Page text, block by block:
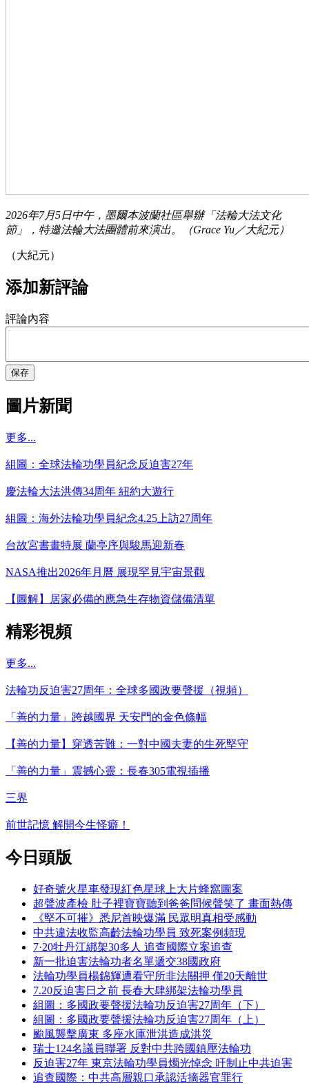
2026年7月5日中午，墨爾本波蘭社區舉辦「法輪大法文化
節」，特邀法輪大法團體前來演出。（Grace Yu／大紀元）
（大紀元）
添加新評論
評論內容
保存
圖片新聞
更多...
組圖：全球法輪功學員紀念反迫害27年
慶法輪大法洪傳34周年 紐約大遊行
組圖：海外法輪功學員紀念4.25上訪27周年
台故宮書畫特展 蘭亭序與駿馬迎新春
NASA推出2026年月曆 展現罕見宇宙景觀
【圖解】居家必備的應急生存物資儲備清單
精彩視頻
更多...
法輪功反迫害27周年：全球多國政要聲援（視頻）
「善的力量」跨越國界 天安門的金色條幅
【善的力量】穿透苦難：一對中國夫妻的生死堅守
「善的力量」震撼心靈：長春305電視插播
三界
前世記憶 解開今生怪癖！
今日頭版
好奇號火星車發現紅色星球上大片蜂窩圖案
超聲波產檢 肚子裡寶寶聽到爸爸問候聲笑了 畫面熱傳
《堅不可摧》悉尼首映爆滿 民眾明真相受感動
中共違法收監高齡法輪功學員 致死案例頻現
7·20牡丹江綁架30多人 追查國際立案追查
新一批迫害法輪功者名單遞交38國政府
法輪功學員楊錦輝遭看守所非法關押 僅20天離世
7.20反迫害日之前 長春大肆綁架法輪功學員
組圖：多國政要聲援法輪功反迫害27周年（下）
組圖：多國政要聲援法輪功反迫害27周年（上）
颱風襲擊廣東 多座水庫泄洪造成洪災
瑞士124名議員聯署 反對中共跨國鎮壓法輪功
反迫害27年 東京法輪功學員燭光悼念 吁制止中共迫害
追查國際：中共高層親口承認活摘器官罪行